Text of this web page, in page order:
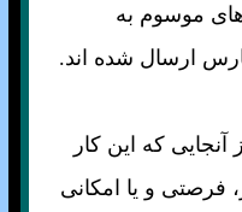
موسوم به
ارسال شده اند.
که اين کار
فرصتی و يا امکانی